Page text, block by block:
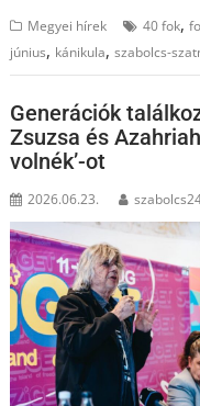
Megyei hírek 40 fok,
június, kánikula,szabolcs-
Generációk
Zsuzsa és
volnék’-ot
2026.06.23.